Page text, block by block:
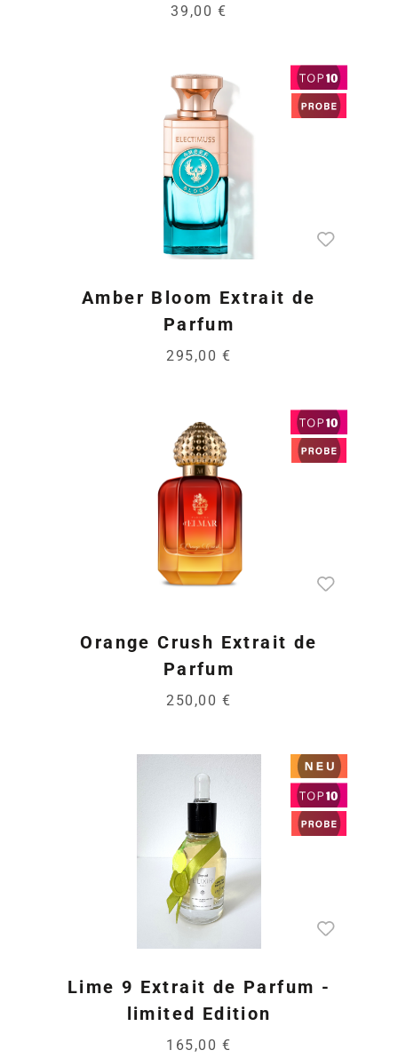
39,00 €
Amber Bloom Extrait de
Parfum
295,00 €
Orange Crush Extrait de
Parfum
250,00 €
Lime 9 Extrait de Parfum -
limited Edition
165,00 €